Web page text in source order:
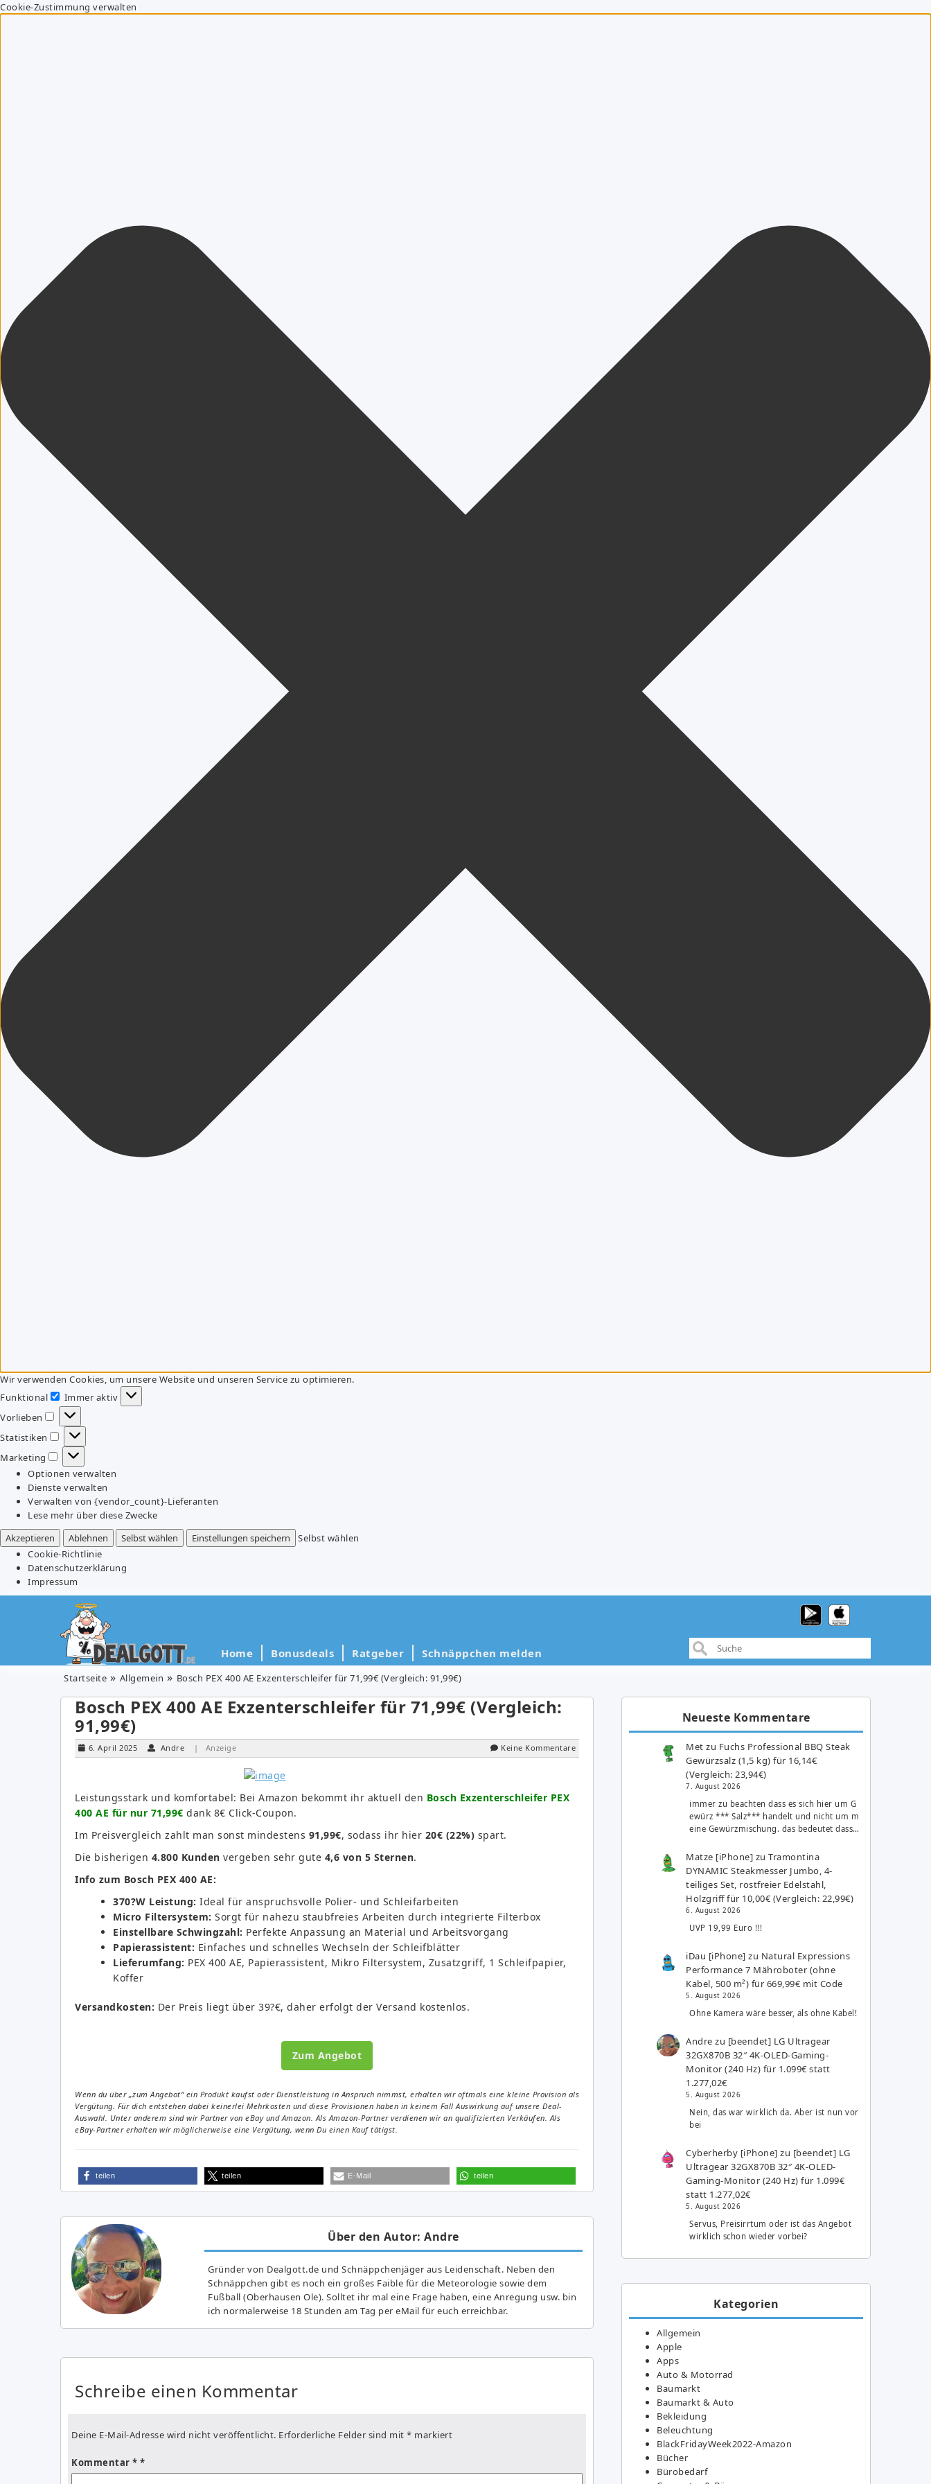
Cookie-Zustimmung verwalten
Wir verwenden Cookies, um unsere Website und unseren Service zu optimieren.
Funktional
Funktional
Immer aktiv
Vorlieben
Vorlieben
Statistiken
Statistiken
Marketing
Marketing
Optionen verwalten
Dienste verwalten
Verwalten von {vendor_count}-Lieferanten
Lese mehr über diese Zwecke
Akzeptieren
Ablehnen Selbst wählen Einstellungen speichern
Selbst wählen
Cookie-Richtlinie
Datenschutzerklärung
Impressum
Home Bonusdeals Ratgeber Schnäppchen melden
Startseite Allgemein Bosch PEX 400 AE Exzenterschleifer für 71,99€ (Vergleich: 91,99€)
Bosch PEX 400 AE Exzenterschleifer für 71,99€ (Vergleich:
91,99€)
6. April 2025 Andre | Anzeige Keine Kommentare
Leistungsstark und komfortabel: Bei Amazon bekommt ihr aktuell den Bosch Exzenterschleifer PEX
400 AE für nur 71,99€ dank 8€ Click-Coupon.
Im Preisvergleich zahlt man sonst mindestens 91,99€, sodass ihr hier 20€ (22%) spart.
Die bisherigen 4.800 Kunden vergeben sehr gute 4,6 von 5 Sternen.
Info zum Bosch PEX 400 AE:
370?W Leistung: Ideal für anspruchsvolle Polier- und Schleifarbeiten
Micro Filtersystem: Sorgt für nahezu staubfreies Arbeiten durch integrierte Filterbox
Einstellbare Schwingzahl: Perfekte Anpassung an Material und Arbeitsvorgang
Papierassistent: Einfaches und schnelles Wechseln der Schleifblätter
Lieferumfang: PEX 400 AE, Papierassistent, Mikro Filtersystem, Zusatzgriff, 1 Schleifpapier,
Koffer
Versandkosten: Der Preis liegt über 39?€, daher erfolgt der Versand kostenlos.
Zum Angebot
Wenn du über „zum Angebot“ ein Produkt kaufst oder Dienstleistung in Anspruch nimmst, erhalten wir oftmals eine kleine Provision als
Vergütung. Für dich entstehen dabei keinerlei Mehrkosten und diese Provisionen haben in keinem Fall Auswirkung auf unsere Deal-
Auswahl. Unter anderem sind wir Partner von eBay und Amazon. Als Amazon-Partner verdienen wir an qualifizierten Verkäufen. Als
eBay-Partner erhalten wir möglicherweise eine Vergütung, wenn Du einen Kauf tätigst.
teilen teilen E-Mail teilen
Über den Autor: Andre
Gründer von Dealgott.de und Schnäppchenjäger aus Leidenschaft. Neben den
Schnäppchen gibt es noch ein großes Fai­ble für die Meteorologie sowie dem
Fußball (Oberhausen Ole). Solltet ihr mal eine Frage haben, eine Anregung usw. bin
ich normalerweise 18 Stunden am Tag per eMail für euch erreichbar.
Schreibe einen Kommentar
Deine E-Mail-Adresse wird nicht veröffentlicht. Erforderliche Felder sind mit * markiert
Kommentar *
Neueste Kommentare
Met zu Fuchs Professional BBQ Steak
Gewürzsalz (1,5 kg) für 16,14€
(Vergleich: 23,94€)
7. August 2026
immer zu beachten dass es sich hier um G
ewürz *** Salz*** handelt und nicht um m
eine Gewürzmischung. das bedeutet dass…
Matze [iPhone] zuTramontina
DYNAMIC Steakmesser Jumbo, 4-
teiliges Set, rostfreier Edelstahl,
Holzgriff für 10,00€ (Vergleich: 22,99€)
6. August 2026
UVP 19,99 Euro !!!
iDau [iPhone] zu Natural Expressions
Performance 7 Mähroboter (ohne
Kabel, 500 m²) für 669,99€ mit Code
5. August 2026
Ohne Kamera wäre besser, als ohne Kabel!
Andre zu [beendet] LG Ultragear
32GX870B 32″ 4K-OLED-Gaming-
Monitor (240 Hz) für 1.099€ statt
1.277,02€
5. August 2026
Nein, das war wirklich da. Aber ist nun vor
bei
Cyberherby [iPhone] zu [beendet] LG
Ultragear 32GX870B 32″ 4K-OLED-
Gaming-Monitor (240 Hz) für 1.099€
statt 1.277,02€
5. August 2026
Servus, Preisirrtum oder ist das Angebot
wirklich schon wieder vorbei?
Kategorien
Allgemein
Apple
Apps
Auto & Motorrad
Baumarkt
Baumarkt & Auto
Bekleidung
Beleuchtung
BlackFridayWeek2022-Amazon
Bücher
Bürobedarf